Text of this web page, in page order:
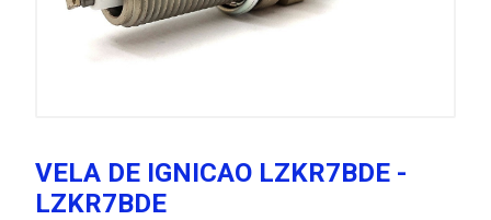
VELA DE IGNICAO LZKR7BDE -
LZKR7BDE